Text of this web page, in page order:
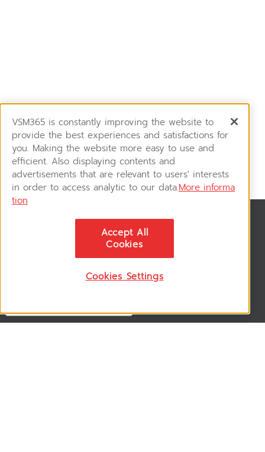
ติดตามอัพเดทข่าวสาร, โปรโมชั่น, สินค้าราคาพิเศษ ได้ก่อนใคร
VSM365 is constantly improving the website to
provide the best experiences and satisfactions for
you. Making the website more easy to use and
efficient. Also displaying contents and
advertisements that are relevant to users' interests
in order to access analytic to our data.More informa
tion
Accept All
Cookies
Cookies Settings